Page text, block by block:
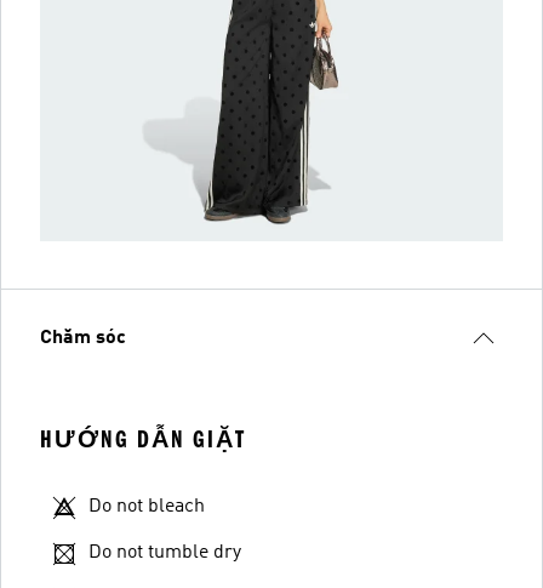
Chăm sóc
HƯỚNG DẪN GIẶT
Do not bleach
Do not tumble dry